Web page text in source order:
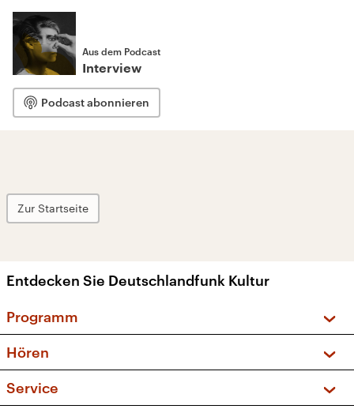
Aus dem Podcast
Interview
Podcast abonnieren
Zur Startseite
Entdecken Sie Deutschlandfunk Kultur
Programm
Sendungen und Podcasts
Musikliste
Hören
Service